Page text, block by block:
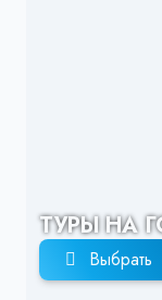
ТУРЫ НА
Выбрать